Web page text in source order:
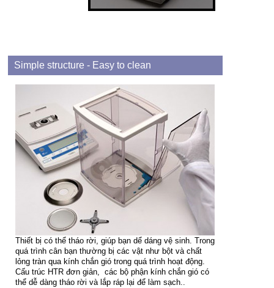
Simple structure - Easy to clean
Thiết bị có thể tháo rời, giúp bạn dể dáng vệ sinh. Trong
quá trình cân bạn thường bị các vật như bột và chất
lỏng tràn qua kính chắn gió trong quá trình hoạt động.
Cấu trúc HTR đơn giản, các bộ phận kính chắn gió có
thể dễ dàng tháo rời và lắp ráp lại để làm sạch..